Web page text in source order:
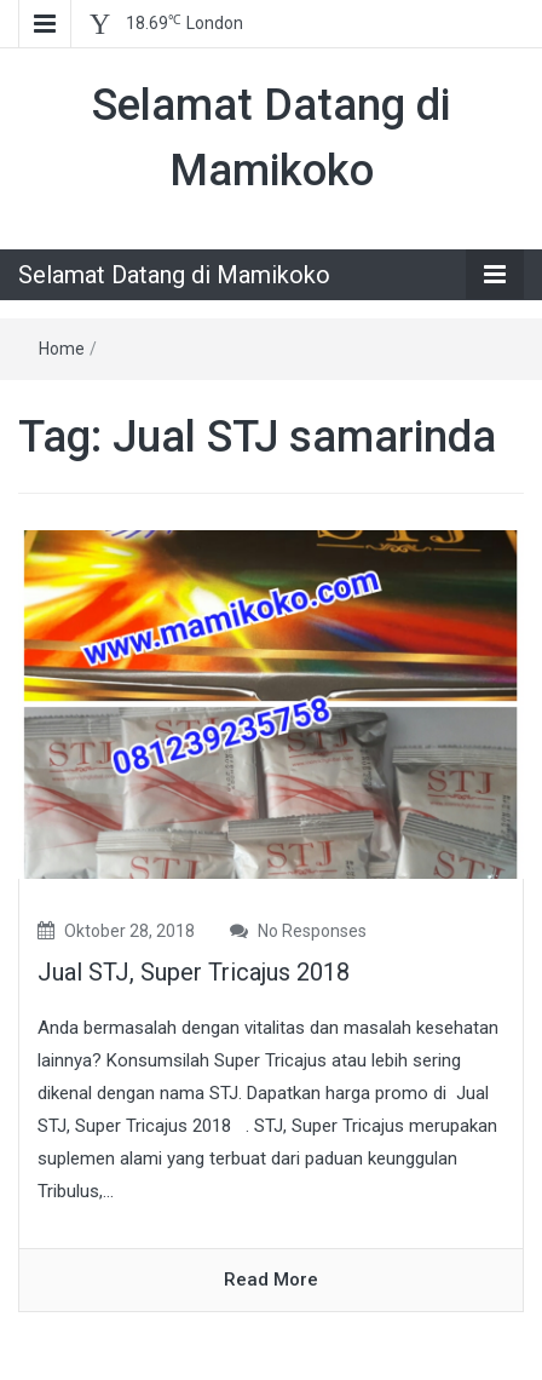
18.69℃ London
Selamat Datang di
Mamikoko
Selamat Datang di Mamikoko
Home /
Tag: Jual STJ samarinda
Oktober 28, 2018 No Responses
Jual STJ, Super Tricajus 2018
Anda bermasalah dengan vitalitas dan masalah kesehatan
lainnya? Konsumsilah Super Tricajus atau lebih sering
dikenal dengan nama STJ. Dapatkan harga promo di Jual
STJ, Super Tricajus 2018 . STJ, Super Tricajus merupakan
suplemen alami yang terbuat dari paduan keunggulan
Tribulus,...
Read More